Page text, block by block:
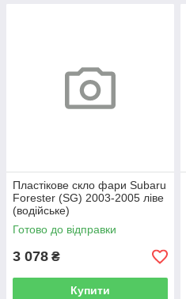
Пластікове скло фари Subaru
Forester (SG) 2003-2005 ліве
(водійське)
Готово до відправки
3 078 ₴
Купити